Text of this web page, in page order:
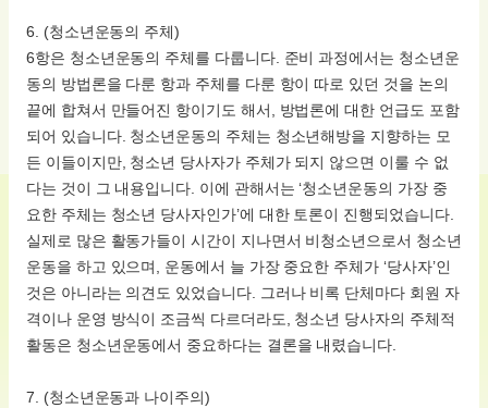
6. (청소년운동의 주체)
6항은 청소년운동의 주체를 다룹니다. 준비 과정에서는 청소년운
동의 방법론을 다룬 항과 주체를 다룬 항이 따로 있던 것을 논의
끝에 합쳐서 만들어진 항이기도 해서, 방법론에 대한 언급도 포함
되어 있습니다. 청소년운동의 주체는 청소년해방을 지향하는 모
든 이들이지만, 청소년 당사자가 주체가 되지 않으면 이룰 수 없
다는 것이 그 내용입니다. 이에 관해서는 ‘청소년운동의 가장 중
요한 주체는 청소년 당사자인가’에 대한 토론이 진행되었습니다.
실제로 많은 활동가들이 시간이 지나면서 비청소년으로서 청소년
운동을 하고 있으며, 운동에서 늘 가장 중요한 주체가 ‘당사자’인
것은 아니라는 의견도 있었습니다. 그러나 비록 단체마다 회원 자
격이나 운영 방식이 조금씩 다르더라도, 청소년 당사자의 주체적
활동은 청소년운동에서 중요하다는 결론을 내렸습니다.
7. (청소년운동과 나이주의)